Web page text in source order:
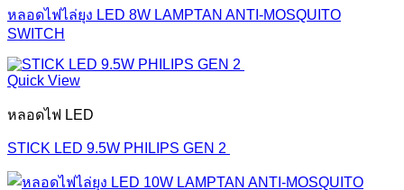
หลอดไฟไล่ยุง LED 8W LAMPTAN ANTI-MOSQUITO
SWITCH
Quick View
หลอดไฟ LED
STICK LED 9.5W PHILIPS GEN 2